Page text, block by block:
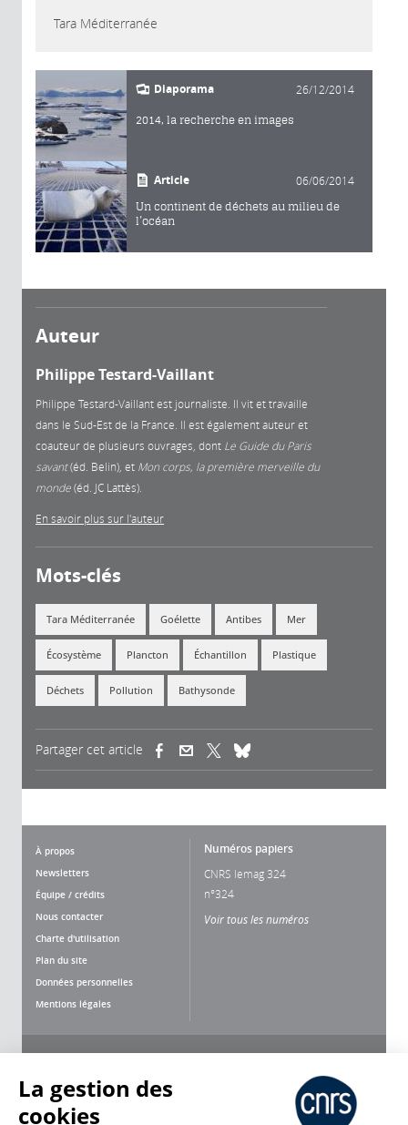
Tara Méditerranée
Diaporama 26/12/2014
2014, la recherche en images
Article 06/06/2014
Un continent de déchets au milieu de
l’océan
Auteur
Philippe Testard-Vaillant
Philippe Testard-Vaillant est journaliste. Il vit et travaille
dans le Sud-Est de la France. Il est également auteur et
coauteur de plusieurs ouvrages, dont Le Guide du Paris
savant(éd. Belin), et Mon corps, la première merveille du
monde(éd. JC Lattès).
En savoir plus sur l'auteur
Mots-clés
Tara Méditerranée Goélette Antibes Mer
Écosystème Plancton Échantillon Plastique
Déchets Pollution Bathysonde
Partager cet article (link is external)(link is external)
À propos
Newsletters
Équipe / crédits
Nous contacter
Charte d'utilisation
Plan du site
Données personnelles
Mentions légales
Numéros papiers
CNRS lemag 324
n°324
Voir tous les numéros
La gestion des
cookies